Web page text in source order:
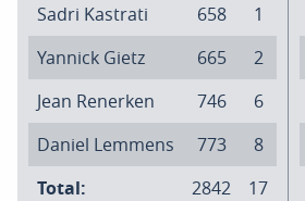
Sadri Kastrati 658
1
Yannick Gietz
665
2
Jean Renerken
746
6
Daniel Lemmens
773
8
Total:
2842 17